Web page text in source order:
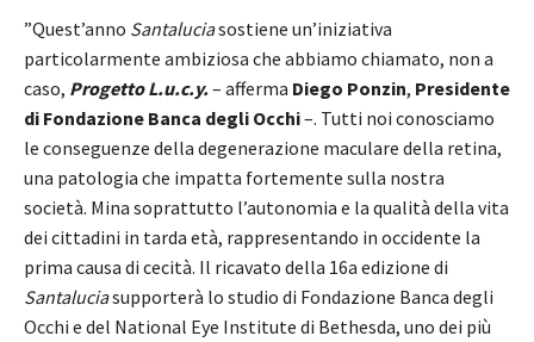
​”Quest’anno Santaluciasostiene un’iniziativa
particolarmente ambiziosa che abbiamo chiamato, non a
caso, Progetto L.u.c.y.– afferma Diego Ponzin, Presidente
di Fondazione Banca degli Occhi–. Tutti noi conosciamo
le conseguenze della degenerazione maculare della retina,
una patologia che impatta fortemente sulla nostra
società. Mina soprattutto l’autonomia e la qualità della vita
dei cittadini in tarda età, rappresentando in occidente la
prima causa di cecità. Il ricavato della 16a edizione di
Santaluciasupporterà lo studio di Fondazione Banca degli
Occhi e del National Eye Institute di Bethesda, uno dei più